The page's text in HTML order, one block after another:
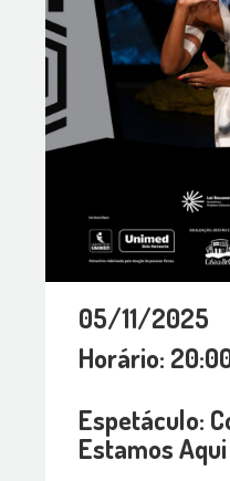
05/11/2025
Horário:
Espetáculo:
Estamos Aqui